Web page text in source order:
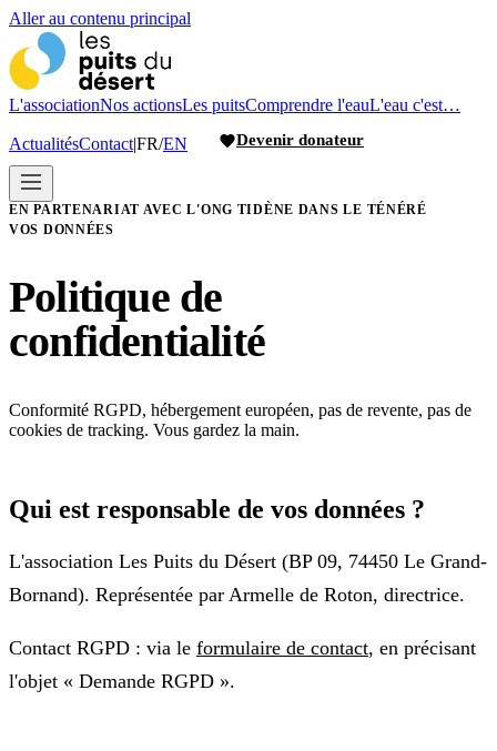
Aller au contenu principal
L'associationNos actionsLes puitsComprendre l'eauL'eau c'est…
ActualitésContact|FR/EN Devenir donateur
EN PARTENARIAT AVEC L'ONG TIDÈNE DANS LE TÉNÉRÉ
VOS DONNÉES
Politique de
confidentialité
Conformité RGPD, hébergement européen, pas de revente, pas de
cookies de tracking. Vous gardez la main.
Qui est responsable de vos données ?
L'association Les Puits du Désert (BP 09, 74450 Le Grand-
Bornand). Représentée par Armelle de Roton, directrice.
Contact RGPD : via le formulaire de contact, en précisant
l'objet « Demande RGPD ».